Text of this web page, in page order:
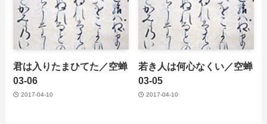
君は入りたまひてた／空蝉
03-06
2017-04-10
若き人は何心なくい／空蝉
03-05
2017-04-10